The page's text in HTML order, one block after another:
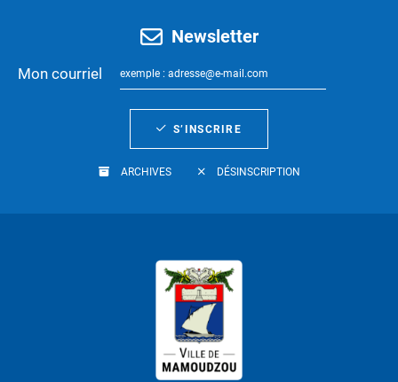
Newsletter
Mon courriel
S’INSCRIRE
ARCHIVES DÉSINSCRIPTION